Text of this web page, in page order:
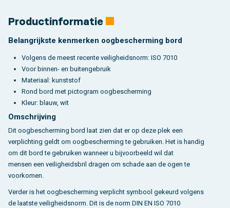
Productinformatie
Belangrijkste kenmerken oogbescherming bord
Volgens de meest recente veiligheidsnorm: ISO 7010
Voor binnen- en buitengebruik
Materiaal: kunststof
Rond bord met pictogram oogbescherming
Kleur: blauw, wit
Omschrijving
Dit oogbescherming bord laat zien dat er op deze plek een
verplichting geldt om oogbescherming te gebruiken. Het is handig
om dit bord te gebruiken wanneer u bijvoorbeeld wil dat
mensen een veiligheidsbril dragen om schade aan de ogen te
voorkomen.
Verder is het oogbescherming verplicht symbool gekeurd volgens
de laatste veiligheidsnorm. Dit is de norm DIN EN ISO 7010